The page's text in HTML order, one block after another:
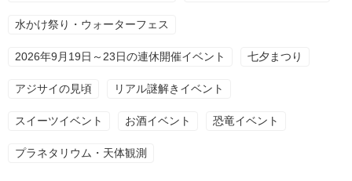
水かけ祭り・ウォーターフェス
2026年9月19日～23日の連休開催イベント 七夕まつり
アジサイの見頃 リアル謎解きイベント
スイーツイベント お酒イベント 恐竜イベント
プラネタリウム・天体観測